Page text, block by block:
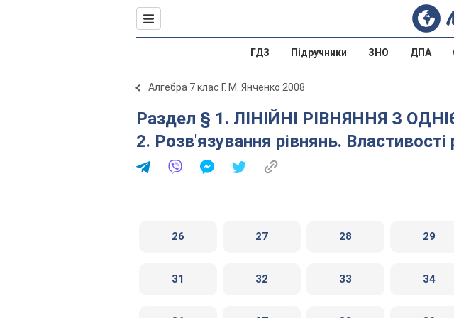
ГДЗ Підручники ЗНО ДПА
Алгебра 7 клас Г. М. Янченко 2008
Раздел § 1. ЛІНІЙНІ РІВНЯННЯ З ОДНІЄЮ ЗМІННОЮ.
2. Розв'язування рівнянь. Властивості
26 27 28 29
31 32 33 34